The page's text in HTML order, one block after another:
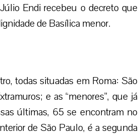
Endi recebeu o decreto que
de Basílica menor.
todas situadas em Roma: São
e as “menores”, que já
últimas, 65 se encontram no
de São Paulo, é a segunda